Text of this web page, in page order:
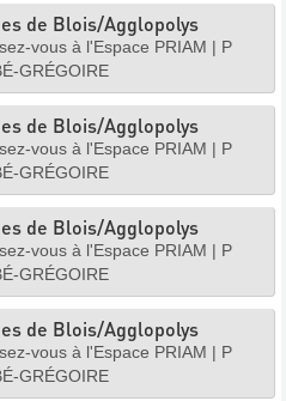
de Blois/Agglopolys
vous à l'Espace PRIAM | P
GRÉGOIRE
de Blois/Agglopolys
vous à l'Espace PRIAM | P
GRÉGOIRE
de Blois/Agglopolys
vous à l'Espace PRIAM | P
GRÉGOIRE
de Blois/Agglopolys
vous à l'Espace PRIAM | P
GRÉGOIRE